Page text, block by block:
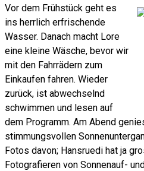
Vor dem Frühstück geht es
ins herrlich erfrischende
Wasser. Danach macht Lore
eine kleine Wäsche, bevor wir
mit den Fahrrädern zum
Einkaufen fahren. Wieder
zurück, ist abwechselnd
schwimmen und lesen auf
dem Programm. Am Abend
stimmungsvollen
Fotos davon; Hansruedi hat ja
Fotografieren von Sonnenauf-